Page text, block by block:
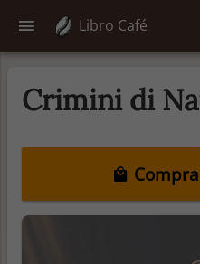
Libro Café
Crimini di